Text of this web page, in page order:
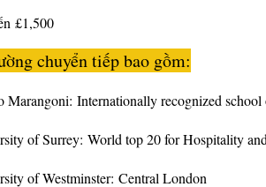
£1,500
chuyển tiếp bao gồm:
Marangoni: Internationally recognized school
of Surrey: World top 20 for Hospitality
of Westminster: Central London